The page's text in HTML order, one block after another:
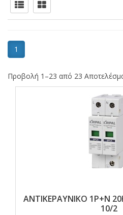
1
Προβολή 1–23 από 23
ΑΝΤΙΚΕΡΑΥΝΙΚΟ 1Ρ+Ν
10/2